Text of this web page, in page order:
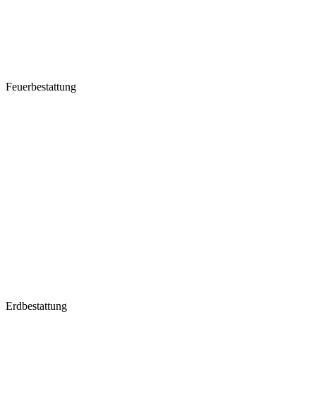
Feuerbestattung
Erdbestattung